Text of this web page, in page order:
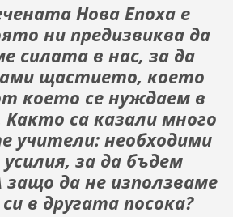
Нова Епоха е
ни пре­дизвиква да
силата в нас, за да
щастието, което
което се нуждаем в
са казали много
учители: необходи­ми
за да бъдем
да не използваме
в другата посока?